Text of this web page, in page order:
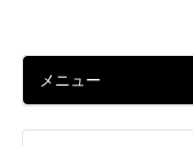
メニュー